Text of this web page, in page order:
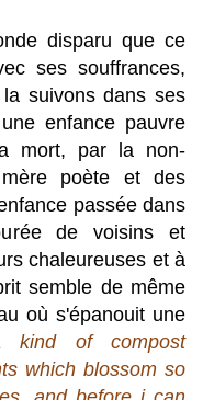
disparu que ce
ses souffrances,
suivons dans ses
enfance pauvre
mort, par la non-
poète et des
passée dans
de voisins et
chaleureuses et à
semble de même
où s'épanouit une
kind of compost
which blossom so